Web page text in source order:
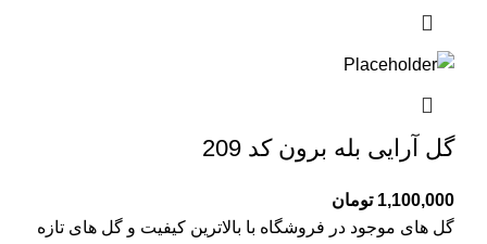
گل آرایی بله برون کد 209
1,100,000 تومان
گل های موجود در فروشگاه با بالاترین کیفیت و گل های تازه